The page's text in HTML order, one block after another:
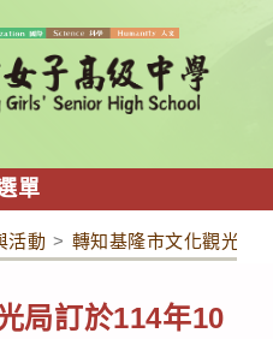
單
活動 > 轉知基隆市文化觀光局
局訂於114年10